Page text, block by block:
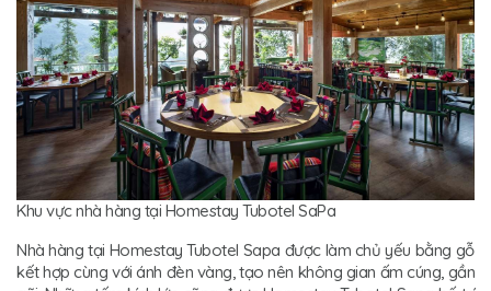
Khu vực nhà hàng tại Homestay Tubotel SaPa
Nhà hàng tại Homestay Tubotel Sapa được làm chủ yếu bằng gỗ
kết hợp cùng với ánh đèn vàng, tạo nên không gian ấm cúng, gần